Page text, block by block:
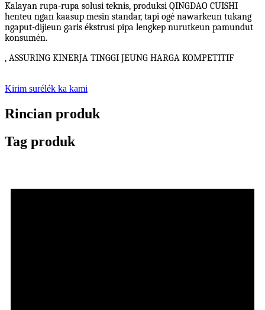
Kalayan rupa-rupa solusi teknis, produksi QINGDAO CUISHI
henteu ngan kaasup mesin standar, tapi ogé nawarkeun tukang
ngaput-dijieun garis ékstrusi pipa lengkep nurutkeun pamundut
konsumén.
, ASSURING KINERJA TINGGI JEUNG HARGA KOMPETITIF
Kirim surélék ka kami
Rincian produk
Tag produk